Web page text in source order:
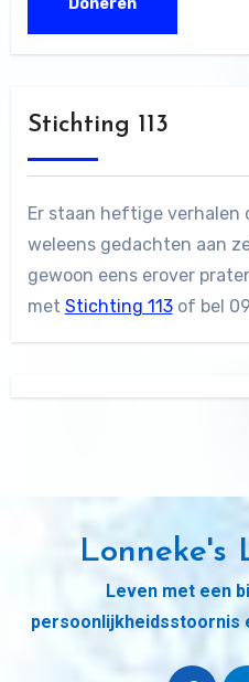
Stichting 113
Er staan heftige verhalen
weleens gedachten aan
gewoon eens erover
met Stichting 113of bel
Lonneke's
Leven met een
persoonlijkheidsstoornis